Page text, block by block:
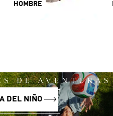
HOMBRE
DEL NIÑO